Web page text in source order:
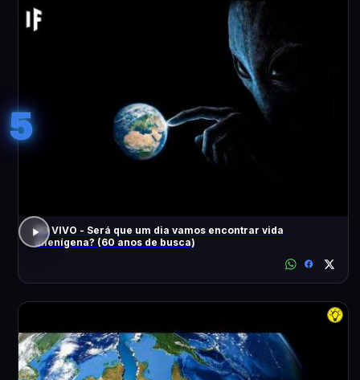
5
AO VIVO - Será que um dia vamos encontrar vida
alienígena? (60 anos de busca)